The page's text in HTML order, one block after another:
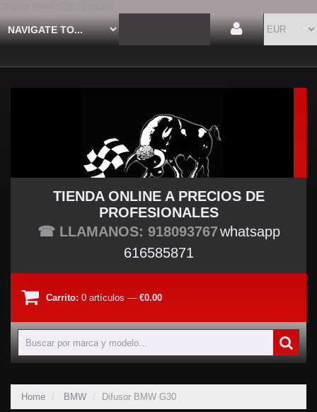
TU TIENDA TUNING
TIENDA ONLINE A PRECIOS DE
PROFESIONALES
☎ LLAMANOS: 918093767whatsapp
616585871
Carrito: 0 artículos — €0.00
Home BMW Difusor BMW G30